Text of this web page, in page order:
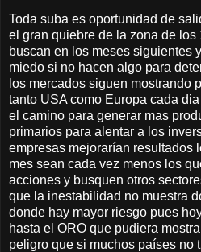
Toda suba es oportunidad de
el gran quiebre de la zona de
buscan en los meses siguientes
miedo si no hacen algo para
los mercados siguen mostrando
tanto USA como Europa cada
el camino para generar mas
primarios para alentar a los
empresas mejorarían resultados
mes sean cada vez menos los
acciones y busquen otros
que la inestabilidad no muestra
donde hay mayor riesgo pues
hasta el ORO que pudiera
peligro que si muchos países no